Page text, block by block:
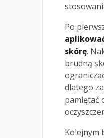
Po
skórę.
brudną
dlatego
pamiętać
Kolejnym